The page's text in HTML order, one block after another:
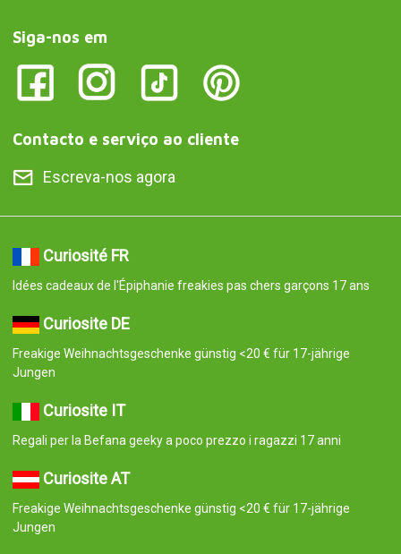
Siga-nos em
Contacto e serviço ao cliente
Escreva-nos agora
Curiosité FR
Idées cadeaux de l'Épiphanie freakies pas chers garçons 17 ans
Curiosite DE
Freakige Weihnachtsgeschenke günstig <20 € für 17-jährige
Jungen
Curiosite IT
Regali per la Befana geeky a poco prezzo i ragazzi 17 anni
Curiosite AT
Freakige Weihnachtsgeschenke günstig <20 € für 17-jährige
Jungen